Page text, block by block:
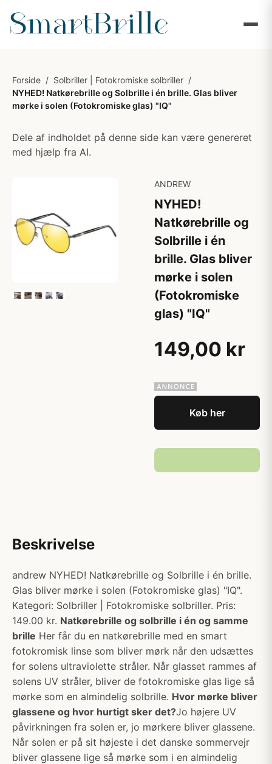
Forside / Solbriller | Fotokromiske solbriller /
NYHED! Natkørebrille og Solbrille i én brille. Glas bliver
mørke i solen (Fotokromiske glas) "IQ"
Dele af indholdet på denne side kan være genereret
med hjælp fra AI.
ANDREW
NYHED!
Natkørebrille og
Solbrille i én
brille. Glas bliver
mørke i solen
(Fotokromiske
glas) "IQ"
149,00 kr
Køb her
Beskrivelse
andrew NYHED! Natkørebrille og Solbrille i én brille.
Glas bliver mørke i solen (Fotokromiske glas) "IQ".
Kategori: Solbriller | Fotokromiske solbriller. Pris:
149.00 kr. Natkørebrille og solbrille i én og samme
brille Her får du en natkørebrille med en smart
fotokromisk linse som bliver mørk når den udsættes
for solens ultraviolette stråler. Når glasset rammes af
solens UV stråler, bliver de fotokromiske glas lige så
mørke som en almindelig solbrille. Hvor mørke bliver
glassene og hvor hurtigt sker det?Jo højere UV
påvirkningen fra solen er, jo mørkere bliver glassene.
Når solen er på sit højeste i det danske sommervejr
bliver glassene lige så mørke som i en almindelig